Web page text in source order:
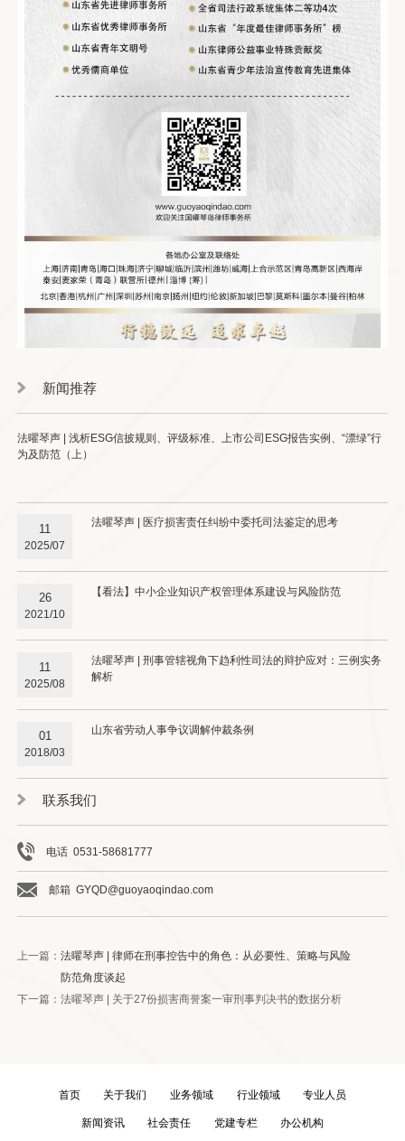
新闻推荐
法曜琴声 | 浅析ESG信披规则、评级标准、上市公司ESG报告实例、“漂绿”行
为及防范（上）
11
2025/07
法曜琴声 | 医疗损害责任纠纷中委托司法鉴定的思考
26
2021/10
【看法】中小企业知识产权管理体系建设与风险防范
11
2025/08
法曜琴声 | 刑事管辖视角下趋利性司法的辩护应对：三例实务
解析
01
2018/03
山东省劳动人事争议调解仲裁条例
联系我们
电话 0531-58681777
邮箱 GYQD@guoyaoqindao.com
上一篇：法曜琴声 | 律师在刑事控告中的角色：从必要性、策略与风险
防范角度谈起
下一篇：法曜琴声 | 关于27份损害商誉案一审刑事判决书的数据分析
首页 关于我们 业务领域 行业领域 专业人员
新闻资讯 社会责任 党建专栏 办公机构